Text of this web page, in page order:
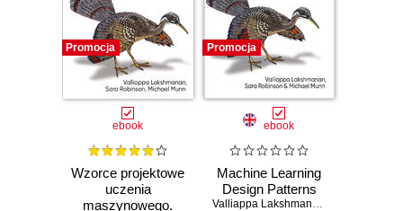
Promocja
ebook
Wzorce projektowe
uczenia
maszynowego.
Promocja
ebook
Machine Learning
Design Patterns
Valliappa Lakshmanan